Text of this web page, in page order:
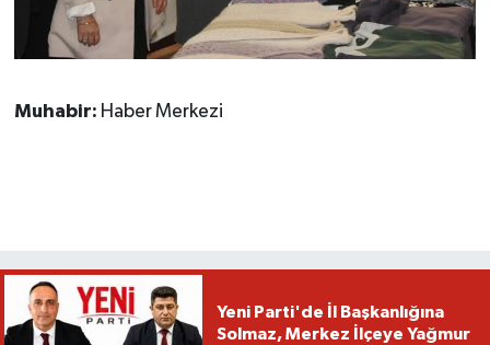
Muhabir: Haber Merkezi
Yeni Parti'de İl Başkanlığına
Solmaz, Merkez İlçeye Yağmur